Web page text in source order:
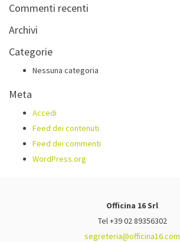
Commenti recenti
Archivi
Categorie
Nessuna categoria
Meta
Accedi
Feed dei contenuti
Feed dei commenti
WordPress.org
Officina 16 Srl
Tel +39 02 89356302
segreteria@officina16.com